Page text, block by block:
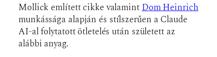
Mollick említett cikke valamintDom Heinrich
munkássága alapján és stílszerűen a Claude
AI-al folytatott ötletelés után született az
alábbi anyag.